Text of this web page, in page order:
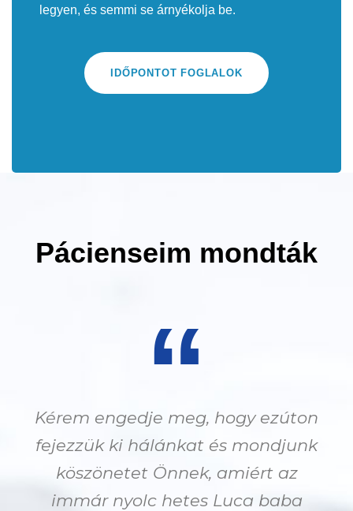
legyen, és semmi se árnyékolja be.
IDŐPONTOT FOGLALOK
Pácienseim mondták
“
Kérem engedje meg, hogy ezúton
fejezzük ki hálánkat és mondjunk
köszönetet Önnek, amiért az
immár nyolc hetes Luca baba